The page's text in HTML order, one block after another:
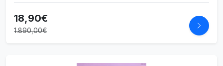
18,90€
1.890,00€